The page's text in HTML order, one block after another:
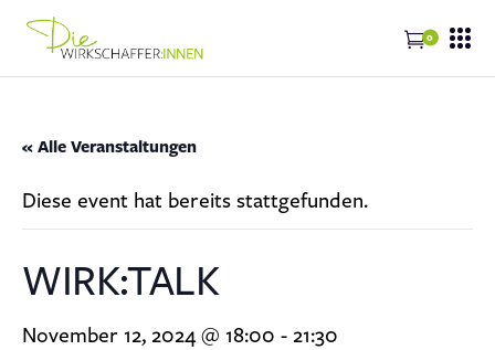
0
« Alle Veranstaltungen
Diese event hat bereits stattgefunden.
WIRK:TALK
November 12, 2024 @ 18:00 - 21:30